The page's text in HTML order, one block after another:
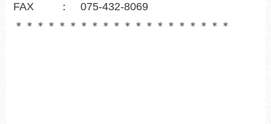
FAX ： 075-432-8069
＊＊＊＊＊＊＊＊＊＊＊＊＊＊＊＊＊＊＊＊